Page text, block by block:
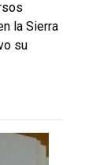
la Sierra
su